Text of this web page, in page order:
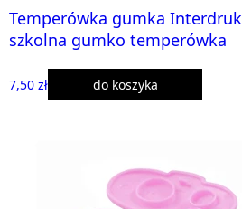
Temperówka gumka
szkolna gumko temperówka
7,50 zł do koszyka